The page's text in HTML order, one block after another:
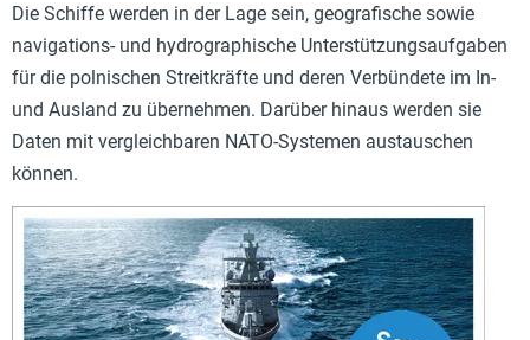
Die Schiffe werden in der Lage sein, geografische sowie
navigations- und hydrographische Unterstützungsaufgaben
für die polnischen Streitkräfte und deren Verbündete im In-
und Ausland zu übernehmen. Darüber hinaus werden sie
Daten mit vergleichbaren NATO-Systemen austauschen
können.